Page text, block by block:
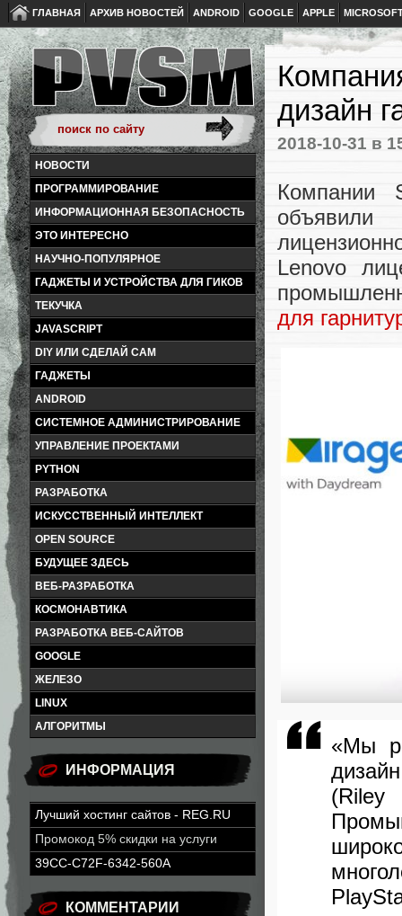
ГЛАВНАЯ АРХИВ НОВОСТЕЙ ANDROID GOOGLE APPLE
НОВОСТИ
ПРОГРАММИРОВАНИЕ
ИНФОРМАЦИОННАЯ БЕЗОПАСНОСТЬ
ЭТО ИНТЕРЕСНО
НАУЧНО-ПОПУЛЯРНОЕ
ГАДЖЕТЫ И УСТРОЙСТВА ДЛЯ ГИКОВ
ТЕКУЧКА
JAVASCRIPT
DIY ИЛИ СДЕЛАЙ САМ
ГАДЖЕТЫ
ANDROID
СИСТЕМНОЕ АДМИНИСТРИРОВАНИЕ
УПРАВЛЕНИЕ ПРОЕКТАМИ
PYTHON
РАЗРАБОТКА
ИСКУССТВЕННЫЙ ИНТЕЛЛЕКТ
OPEN SOURCE
БУДУЩЕЕ ЗДЕСЬ
ВЕБ-РАЗРАБОТКА
КОСМОНАВТИКА
РАЗРАБОТКА ВЕБ-САЙТОВ
GOOGLE
ЖЕЛЕЗО
LINUX
АЛГОРИТМЫ
ИНФОРМАЦИЯ
Лучший хостинг сайтов - REG.RU
Промокод 5% скидки на услуги
39CC-C72F-6342-560A
КОММЕНТАРИИ
дизайн
2018-10-31 в
Компании
Lenovo
для
«Мы
(Riley